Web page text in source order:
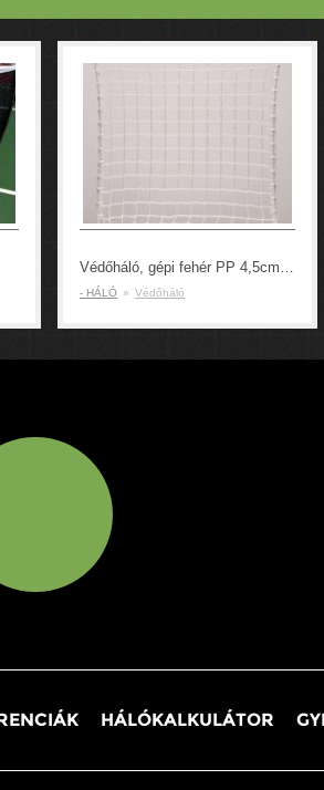
Védőháló, gépi fehér PP 4,5cm 4mm
- HÁLÓ » Védőháló
HÁLÓKALKULÁTOR